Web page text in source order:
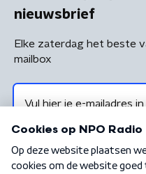
nieuwsbrief
Elke zaterdag het beste
mailbox